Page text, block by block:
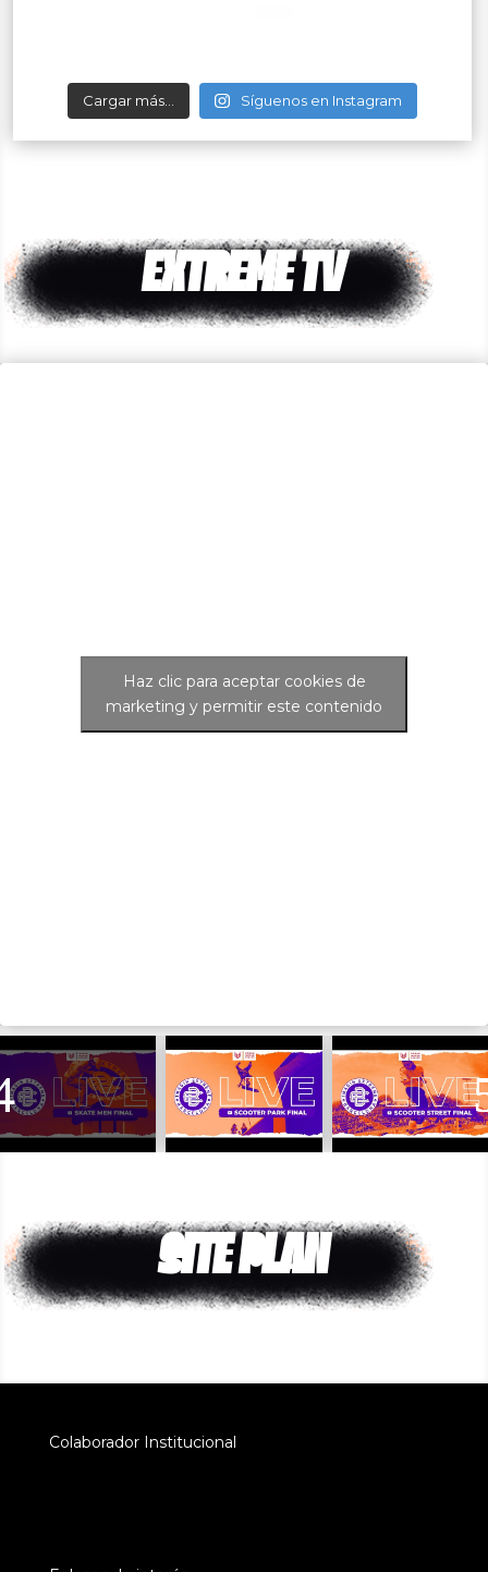
Cargar más... Síguenos en Instagram
EXTREME TV
Haz clic para aceptar cookies de
marketing y permitir este contenido
SITE PLAN
Colaborador Institucional